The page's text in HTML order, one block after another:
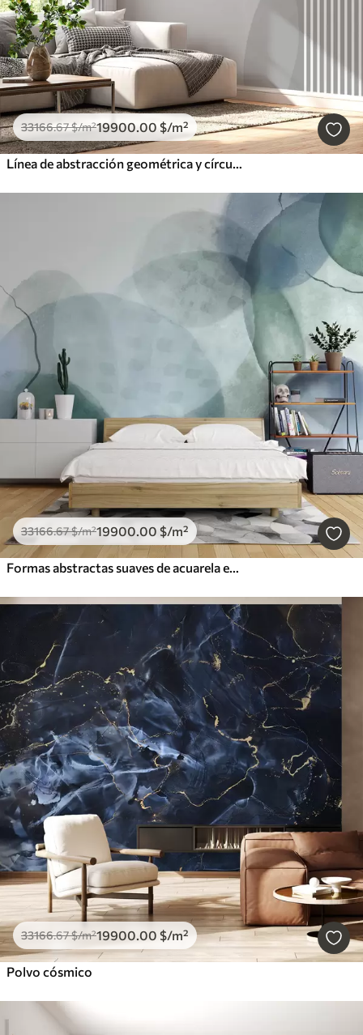
33166.67$/m²19900.00 $/m²
Línea de abstracción geométrica y círculo minimalista estilo moderno color gris
33166.67$/m²19900.00 $/m²
Formas abstractas suaves de acuarela en tonos de azul, verde y blanco
33166.67$/m²19900.00 $/m²
Polvo cósmico